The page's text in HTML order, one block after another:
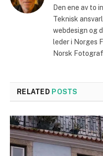
Den ene av to
Teknisk
webdesign og
leder i Norges
Norsk
RELATED POSTS